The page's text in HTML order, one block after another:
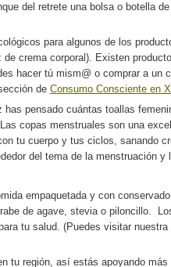
del retrete una bolsa o botella
para algunos de los
crema corporal). Existen
hacer tú mism@ o comprar a un
de Consumo Consciente en
has pensado cuántas toallas
copas menstruales son una
tu cuerpo y tus ciclos, sanando
del tema de la menstruación y
empaquetada y con
de agave, stevia o piloncillo.
tu salud. (Puedes visitar
tu región, así estás apoyando